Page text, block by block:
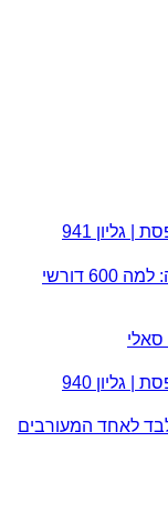
941
המספרים המפתיעים של קריית שמונה: למה 600 דורשי
סאלי
940
לאחד המעורבים